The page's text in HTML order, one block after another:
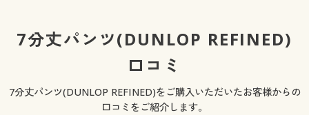
女性下着
女性下着
ジュニア・ティーンズ下着
メンズ通販すべて
家電・雑貨
寝具・インテリア・家具
寝具・インテリア・家具通販すべて
ジュニア・ティーンズ下着
キッチン・雑貨・日用品
寝具・インテリア・家具通販すべて
家具・収納
美容・健康通販すべて
制服・スクール
7分丈パンツ(DUNLOP REFINED)
口コミ
7分丈パンツ(DUNLOP REFINED)をご購入いただいたお客様からの
口コミをご紹介します。